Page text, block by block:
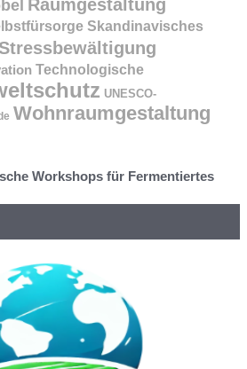
Raumgestaltung
Skandinavisches
Stressbewältigung
Technologische
UNESCO-
Wohnraumgestaltung
Workshops für Fermentiertes